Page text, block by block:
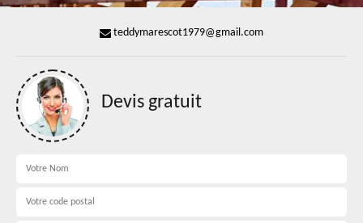
teddymarescot1979@gmail.com
Devis gratuit